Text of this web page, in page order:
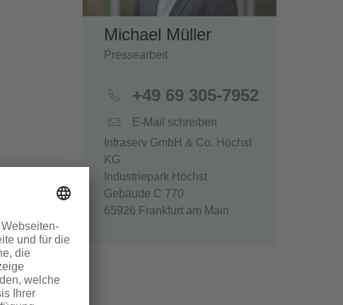
Michael Müller
Pressearbeit
+49 69 305-7952
E-Mail schreiben
Infraserv GmbH & Co. Höchst
KG
Industriepark Höchst
Gebäude C 770
65926 Frankfurt am Main